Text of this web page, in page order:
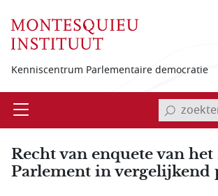
Kenniscentrum Parlementaire democratie
Open invoerveld
Recht van enquete van het
Parlement in vergelijkend